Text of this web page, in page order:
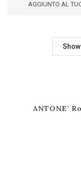
AGGIUNTO AL
Show
ANTONE’